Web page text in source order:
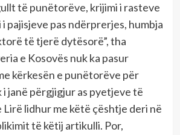
të punëtorëve, krijimi i rasteve
pajisjeve pas ndërprerjes, humbja
të tjerë dytësorë”, tha
e Kosovës nuk ka pasur
kërkesën e punëtorëve për
i janë përgjigjur as pyetjeve të
Lirë lidhur me këtë çështje deri në
të këtij artikulli. Por,